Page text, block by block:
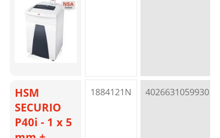
HSM
SECURIO
P40i - 1 x 5
1884121N 4026631059930